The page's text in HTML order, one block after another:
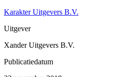
Karakter Uitgevers B.V.
Uitgever
Xander Uitgevers B.V.
Publicatiedatum